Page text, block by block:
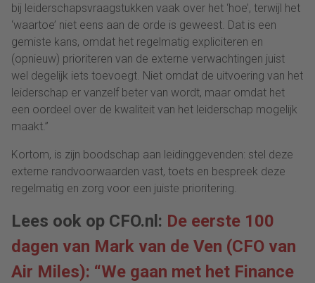
bij leiderschapsvraagstukken vaak over het ‘hoe’, terwijl het
‘waartoe’ niet eens aan de orde is geweest. Dat is een
gemiste kans, omdat het regelmatig expliciteren en
(opnieuw) prioriteren van de externe verwachtingen juist
wel degelijk iets toevoegt. Niet omdat de uitvoering van het
leiderschap er vanzelf beter van wordt, maar omdat het
een oordeel over de kwaliteit van het leiderschap mogelijk
maakt.”
Kortom, is zijn boodschap aan leidinggevenden: stel deze
externe randvoorwaarden vast, toets en bespreek deze
regelmatig en zorg voor een juiste prioritering.
Lees ook op CFO.nl: De eerste 100
dagen van Mark van de Ven (CFO van
Air Miles): “We gaan met het Finance